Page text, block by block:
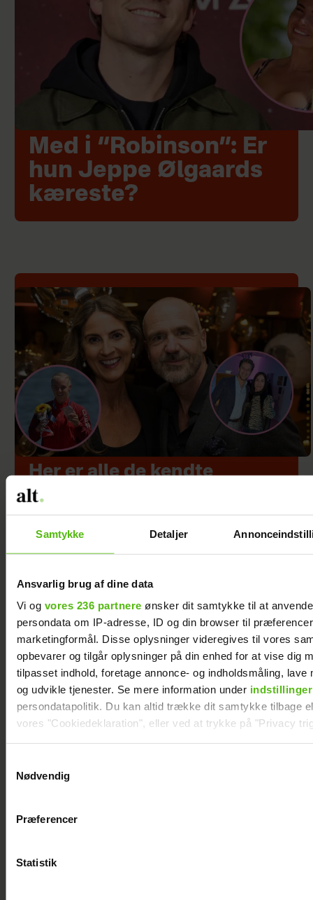
Samtykke Detaljer
Ansvarlig brug af dine data
Vi og vores 236 partnere ønsker dit samtykke til at
persondata om IP-adresse, ID og din browser til
marketingformål. Disse oplysninger videregives til vores
opbevarer og tilgår oplysninger på din enhed for at vise dig
tilpasset indhold, foretage annonce- og indholdsmåling, lave
og udvikle tjenester. Se mere information under indstillinger
persondatapolitik. Du kan altid trække dit samtykke tilbage
vores "Cookiedeklaration", eller ved at trykke på "Privacy
Vi anvender egne cookies og cookies fra tredjeparter til at
generere statistik og huske dine præferencer samt til brug
Nødvendig
Præferencer
Statistik
Med i “Robinson”: Er
hun Jeppe Ølgaards
kæreste?
Her er alle de kendte
deltagere i årets
“Robinson”
Ny deltager i
“Robinson”: Her er
hendes kendte
Szhirley åbner op
om depression:
"Jeg var bare ked af